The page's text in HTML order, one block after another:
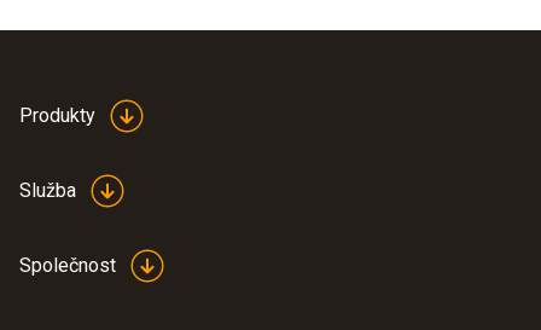
Produkty
Služba
Společnost